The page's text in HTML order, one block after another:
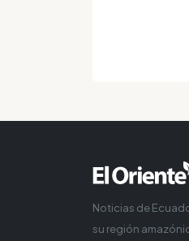
Noticias de
su región